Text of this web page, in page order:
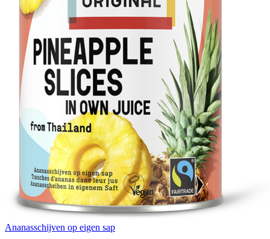
Ananasschijven op eigen sap